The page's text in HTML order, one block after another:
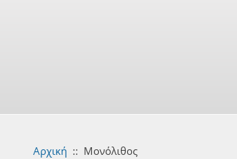
Αρχική :: Μονόλιθος